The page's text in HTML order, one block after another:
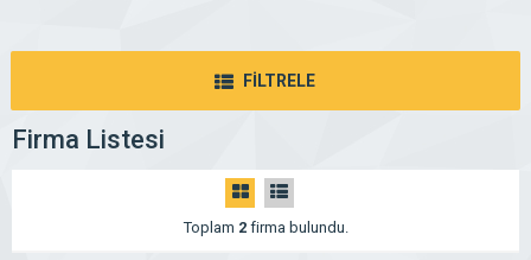
FİLTRELE
Firma Listesi
Toplam 2firma bulundu.